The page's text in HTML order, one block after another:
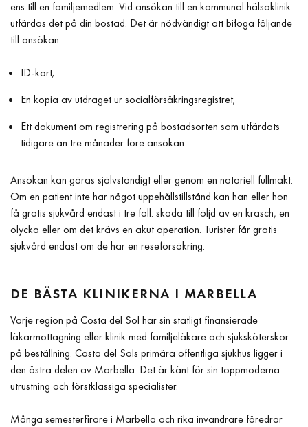
ens till en familjemedlem. Vid ansökan till en kommunal hälsoklinik
utfärdas det på din bostad. Det är nödvändigt att bifoga följande
till ansökan:
ID-kort;
En kopia av utdraget ur socialförsäkringsregistret;
Ett dokument om registrering på bostadsorten som utfärdats
tidigare än tre månader före ansökan.
Ansökan kan göras självständigt eller genom en notariell fullmakt.
Om en patient inte har något uppehållstillstånd kan han eller hon
få gratis sjukvård endast i tre fall: skada till följd av en krasch, en
olycka eller om det krävs en akut operation. Turister får gratis
sjukvård endast om de har en reseförsäkring.
DE BÄSTA KLINIKERNA I MARBELLA
Varje region på Costa del Sol har sin statligt finansierade
läkarmottagning eller klinik med familjeläkare och sjuksköterskor
på beställning. Costa del Sols primära offentliga sjukhus ligger i
den östra delen av Marbella. Det är känt för sin toppmoderna
utrustning och förstklassiga specialister.
Många semesterfirare i Marbella och rika invandrare föredrar